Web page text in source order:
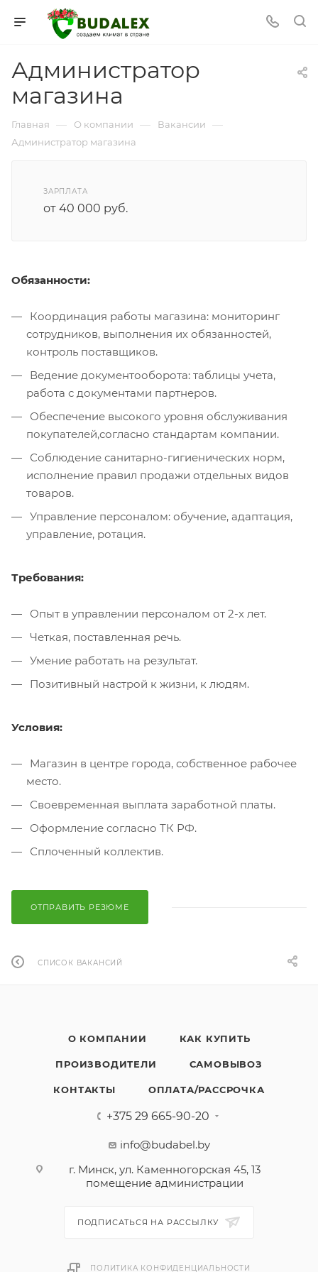
Администратор
магазина
Главная — О компании — Вакансии —
Администратор магазина
ЗАРПЛАТА
от 40 000 руб.
Обязанности:
Координация работы магазина: мониторинг
сотрудников, выполнения их обязанностей,
контроль поставщиков.
Ведение документооборота: таблицы учета,
работа с документами партнеров.
Обеспечение высокого уровня обслуживания
покупателей,согласно стандартам компании.
Соблюдение санитарно-гигиенических норм,
исполнение правил продажи отдельных видов
товаров.
Управление персоналом: обучение, адаптация,
управление, ротация.
Требования:
Опыт в управлении персоналом от 2-х лет.
Четкая, поставленная речь.
Умение работать на результат.
Позитивный настрой к жизни, к людям.
Условия:
Магазин в центре города, собственное рабочее
место.
Своевременная выплата заработной платы.
Оформление согласно ТК РФ.
Сплоченный коллектив.
ОТПРАВИТЬ РЕЗЮМЕ
СПИСОК ВАКАНСИЙ
О КОМПАНИИ КАК КУПИТЬ
ПРОИЗВОДИТЕЛИ САМОВЫВОЗ
КОНТАКТЫ ОПЛАТА/РАССРОЧКА
+375 29 665-90-20
info@budabel.by
г. Минск, ул. Каменногорская 45, 13
помещение администрации
ПОДПИСАТЬСЯ НА РАССЫЛКУ
ПОЛИТИКА КОНФИДЕНЦИАЛЬНОСТИ